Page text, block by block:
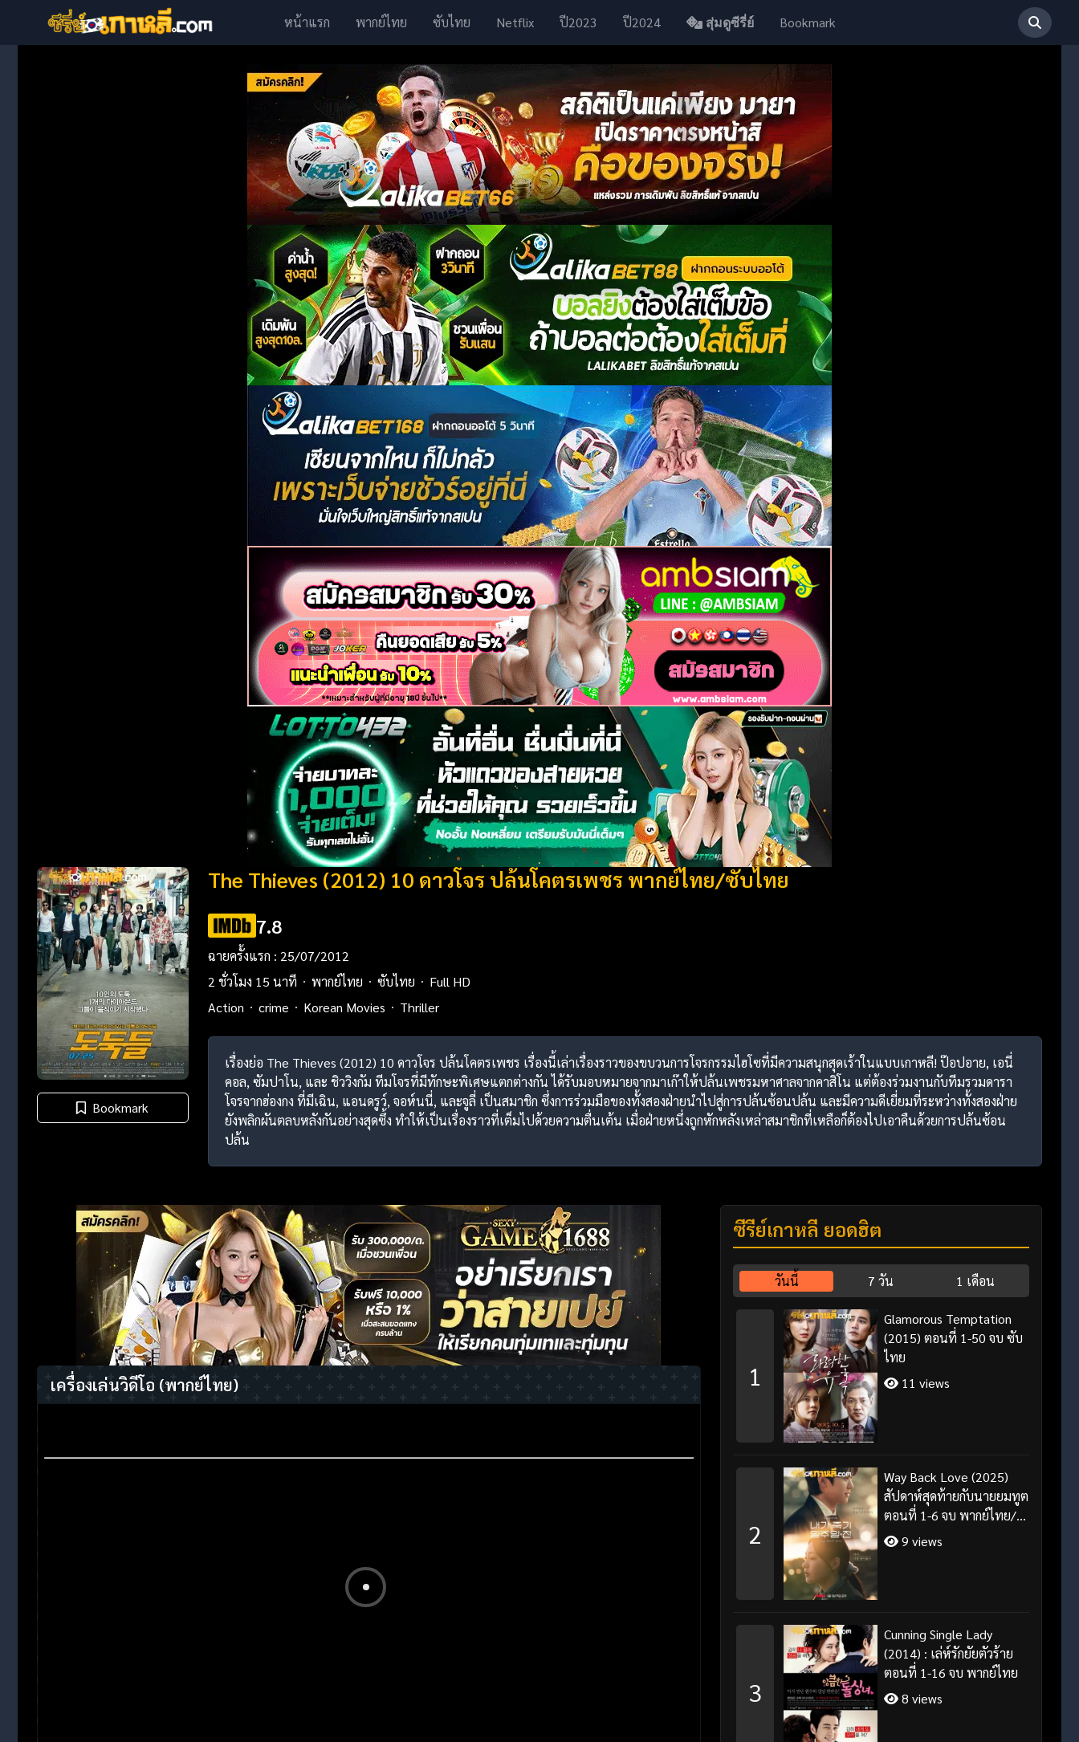
หน้าแรก พากย์ไทย ซับไทย Netflix ปี2023 ปี2024 สุ่มดูซีรี่ย์ Bookmark
Bookmark
The Thieves (2012) 10 ดาวโจร ปล้นโคตรเพชร พากย์ไทย/ซับไทย
7.8
ฉายครั้งแรก : 25/07/2012
2 ชั่วโมง 15 นาที
พากย์ไทย ซับไทย
Full HD
Action
crime Korean Movies Thriller
เรื่องย่อ The Thieves (2012) 10 ดาวโจร ปล้นโคตรเพชร เรื่องนี้เล่าเรื่องราวของขบวนการโจรกรรมไฮโซที่มีความสนุกสุดเร้าในแบบเกาหลี! ป๊อปอาย, เอนี่
คอล, ซัมปาโน, และ ชิววิงกัม ทีมโจรที่มีทักษะพิเศษแตกต่างกัน ได้รับมอบหมายจากมาเก๊าให้ปล้นเพชรมหาศาลจากคาสิโน แต่ต้องร่วมงานกับทีมรวมดารา
โจรจากฮ่องกง ที่มีเฉิน, แอนดรูว์, จอห์นนี่, และจูลี่ เป็นสมาชิก ซึ่งการร่วมมือของทั้งสองฝ่ายนำไปสู่การปล้นซ้อนปล้น และมีความดีเยี่ยมที่ระหว่างทั้งสองฝ่าย
ยังพลิกผันตลบหลังกันอย่างสุดซึ้ง ทำให้เป็นเรื่องราวที่เต็มไปด้วยความตื่นเต้น เมื่อฝ่ายหนึ่งถูกหักหลังเหล่าสมาชิกที่เหลือก็ต้องไปเอาคืนด้วยการปล้นซ้อน
ปล้น
เครื่องเล่นวิดีโอ (พากย์ไทย)
ซีรี่ย์เกาหลี ยอดฮิต
วันนี้ 7 วัน 1 เดือน
1
Glamorous Temptation
(2015) ตอนที่ 1-50 จบ ซับ
ไทย
11 views
2
Way Back Love (2025)
สัปดาห์สุดท้ายกับนายยมทูต
ตอนที่ 1-6 จบ พากย์ไทย/
ซับไทย9 views
3
Cunning Single Lady
(2014) : เล่ห์รักยัยตัวร้าย
ตอนที่ 1-16 จบ พากย์ไทย
8 views